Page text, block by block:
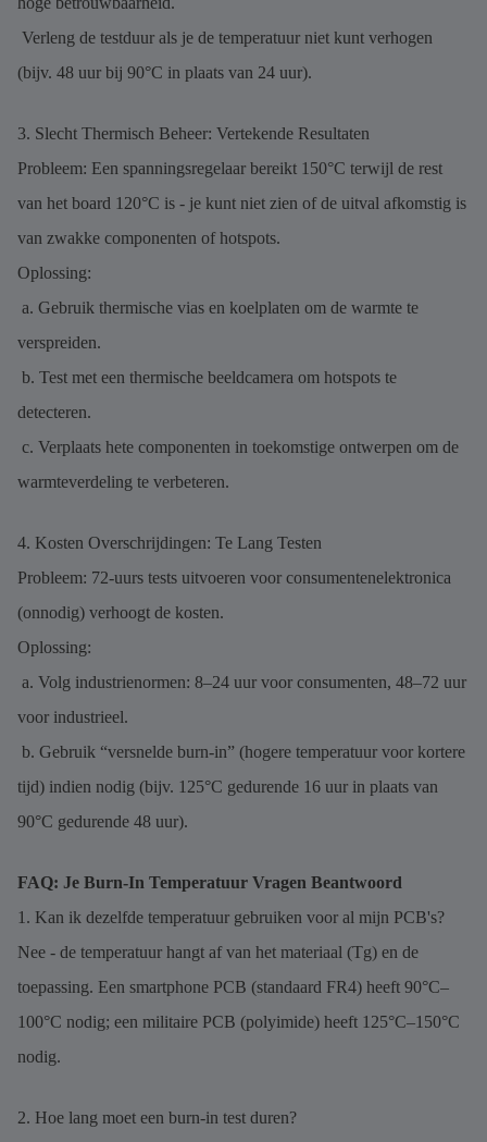
Verleng de testduur als je de temperatuur niet kunt verhogen
(bijv. 48 uur bij 90°C in plaats van 24 uur).
3. Slecht Thermisch Beheer: Vertekende Resultaten
Probleem: Een spanningsregelaar bereikt 150°C terwijl de rest
van het board 120°C is - je kunt niet zien of de uitval afkomstig is
van zwakke componenten of hotspots.
Oplossing:
a. Gebruik thermische vias en koelplaten om de warmte te
verspreiden.
b. Test met een thermische beeldcamera om hotspots te
detecteren.
c. Verplaats hete componenten in toekomstige ontwerpen om de
warmteverdeling te verbeteren.
4. Kosten Overschrijdingen: Te Lang Testen
Probleem: 72-uurs tests uitvoeren voor consumentenelektronica
(onnodig) verhoogt de kosten.
Oplossing:
a. Volg industrienormen: 8–24 uur voor consumenten, 48–72 uur
voor industrieel.
b. Gebruik “versnelde burn-in” (hogere temperatuur voor kortere
tijd) indien nodig (bijv. 125°C gedurende 16 uur in plaats van
90°C gedurende 48 uur).
FAQ: Je Burn-In Temperatuur Vragen Beantwoord
1. Kan ik dezelfde temperatuur gebruiken voor al mijn PCB's?
Nee - de temperatuur hangt af van het materiaal (Tg) en de
toepassing. Een smartphone PCB (standaard FR4) heeft 90°C–
100°C nodig; een militaire PCB (polyimide) heeft 125°C–150°C
nodig.
2. Hoe lang moet een burn-in test duren?